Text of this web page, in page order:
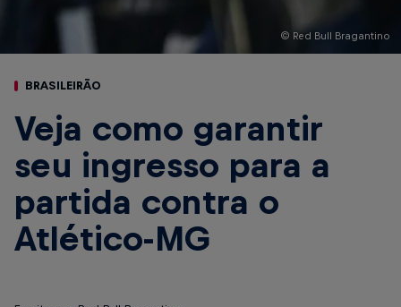
© Red Bull Bragantino
BRASILEIRÃO
Veja como garantir
seu ingresso para a
partida contra o
Atlético-MG